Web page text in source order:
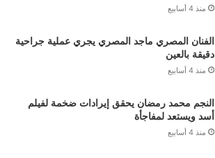
منذ 4 أسابيع
الفنان المصري ماجد المصري يجري عملية جراحية
دقيقة بالعين
منذ 4 أسابيع
النجم محمد رمضان يحقق إيرادات ضخمة لفيلم
أسد ويستعد لمفاجأة
منذ 4 أسابيع